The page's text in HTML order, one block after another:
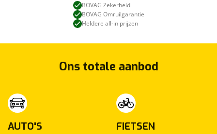
BOVAG Zekerheid
BOVAG Omruilgarantie
Heldere all-in prijzen
Ons totale aanbod
AUTO'S FIETSEN